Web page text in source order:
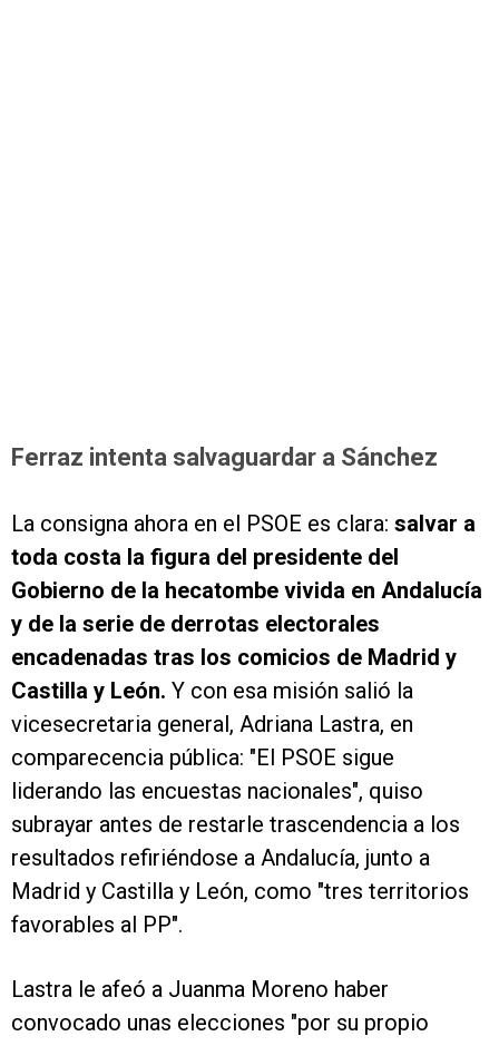
Ferraz intenta salvaguardar a Sánchez
La consigna ahora en el PSOE es clara: salvar a
toda costa la figura del presidente del
Gobierno de la hecatombe vivida en Andalucía
y de la serie de derrotas electorales
encadenadas tras los comicios de Madrid y
Castilla y León. Y con esa misión salió la
vicesecretaria general, Adriana Lastra, en
comparecencia pública: "El PSOE sigue
liderando las encuestas nacionales", quiso
subrayar antes de restarle trascendencia a los
resultados refiriéndose a Andalucía, junto a
Madrid y Castilla y León, como "tres territorios
favorables al PP".
Lastra le afeó a Juanma Moreno haber
convocado unas elecciones "por su propio